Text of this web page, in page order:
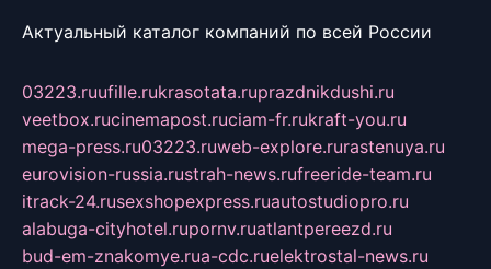
Актуальный каталог компаний по всей России
03223.ruufille.rukrasotata.ruprazdnikdushi.ru
veetbox.rucinemapost.ruciam-fr.rukraft-you.ru
mega-press.ru03223.ruweb-explore.rurastenuya.ru
eurovision-russia.rustrah-news.rufreeride-team.ru
itrack-24.rusexshopexpress.ruautostudiopro.ru
alabuga-cityhotel.rupornv.ruatlantpereezd.ru
bud-em-znakomye.rua-cdc.ruelektrostal-news.ru